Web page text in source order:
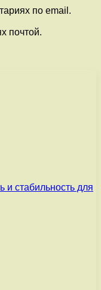
по email.
почтой.
и стабильность для